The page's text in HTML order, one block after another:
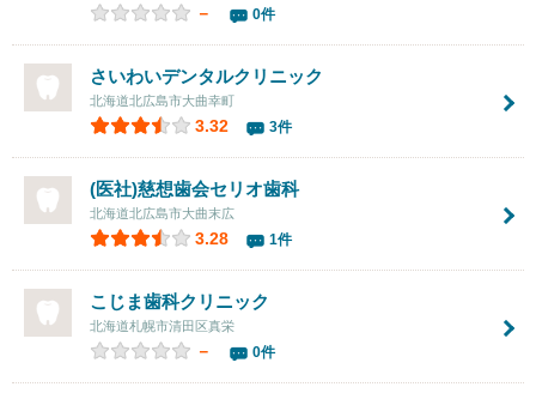
－ 0件
さいわいデンタルクリニック
北海道北広島市大曲幸町
3.32 3件
(医社)慈想歯会セリオ歯科
北海道北広島市大曲末広
3.28 1件
こじま歯科クリニック
北海道札幌市清田区真栄
－ 0件